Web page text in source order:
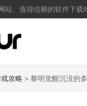
站、值得信赖的软件下载
攻略 > 黎明觉醒沉没的